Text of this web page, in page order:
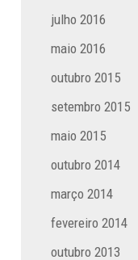
julho 2016
maio 2016
outubro 2015
setembro 2015
maio 2015
outubro 2014
março 2014
fevereiro 2014
outubro 2013